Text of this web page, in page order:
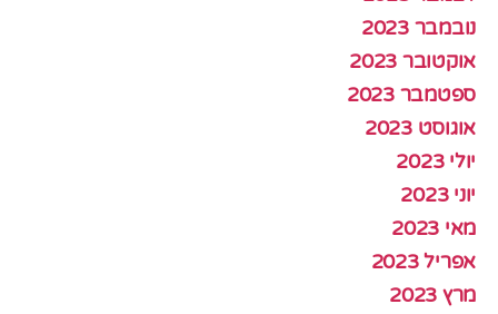
נובמבר 2023
אוקטובר 2023
ספטמבר 2023
אוגוסט 2023
יולי 2023
יוני 2023
מאי 2023
אפריל 2023
מרץ 2023